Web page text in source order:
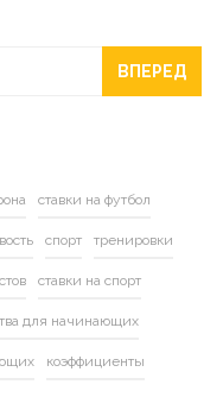
ВПЕРЕД
ставки на футбол
спорт тренировки
ставки на спорт
для начинающих
коэффициенты